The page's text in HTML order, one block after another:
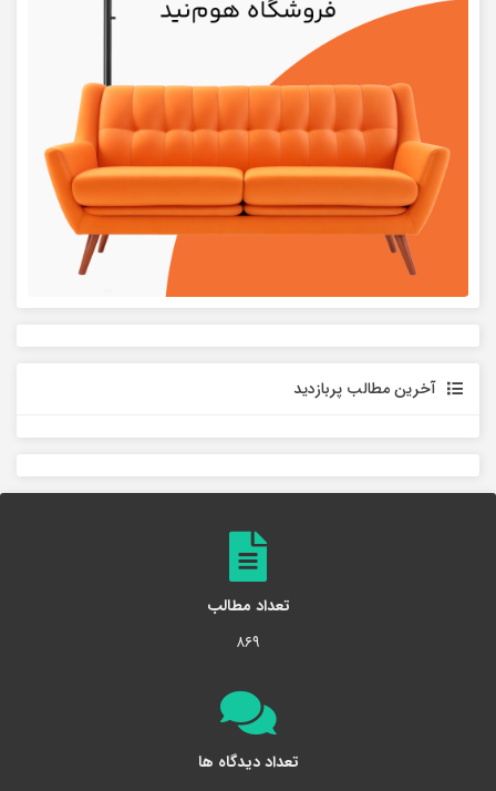
آخرین مطالب پربازدید
تعداد مطالب
۸۶۹
تعداد دیدگاه ها